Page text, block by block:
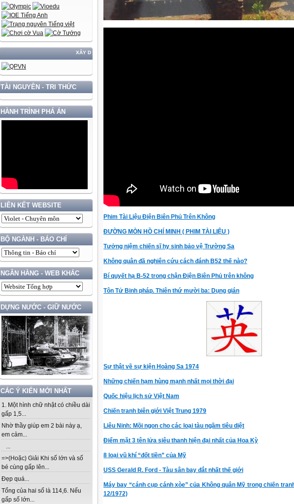
XÂY DỰNG VÀ PHÁT TRIỂN ĐẤT NƯỚC GẮN VỚI BẢO VỆ VỮNG CHẮC CHỦ QUYỀN VÀ ĐỘC LẬP DÂN
TÀI NGUYÊN - TRI THỨC
HÀNH TRÌNH PHÁ ÁN
LIÊN KẾT WEBSITE
BỘ NGÀNH - BÁO CHÍ
NGÂN HÀNG - WEB KHÁC
DỰNG NƯỚC - GIỮ NƯỚC
CÁC Ý KIẾN MỚI NHẤT
1. Một hình chữ nhật có chiều dài
gấp 1,5...
Nhờ thầy giúp em 2 bài này ạ,
em cảm...
...
=>(Hoặc) Giải Khi số lớn và số
bé cùng gấp lên...
Đẹp quá...
Tổng của hai số là 114,6. Nếu
gấp số lớn...
Phim Tài Liệu Điện Biên Phủ Trên Không
ĐƯỜNG MÒN HỒ CHÍ MINH ( PHIM TÀI LIỆU )
Tưởng niệm chiến sĩ hy sinh bảo vệ Trường Sa
Không quân đã nghiên cứu cách đánh B52 thế nào?
Bí quyết hạ B-52 trong chận Điện Biên Phủ trên không
Tôn Tử Binh pháp. Thiên thứ mười ba: Dụng gián
Sự thật về sự kiện Hoàng Sa 1974
Những chiến hạm hùng mạnh nhất mọi thời đại
Quốc hiệu lịch sử Việt Nam
Chiến tranh biên giới Việt Trung 1979
Liêu Ninh: Mồi ngon cho các loại tàu ngầm tiêu diệt
Điểm mặt 3 tên lửa siêu thanh hiện đại nhất của Hoa Kỳ
8 loại vũ khí “đốt tiền” của Mỹ
USS Gerald R. Ford - Tàu sân bay đắt nhất thế giới
Máy bay “cánh cụp cánh xòe” của Không quân Mỹ trong chiến
12/1972)